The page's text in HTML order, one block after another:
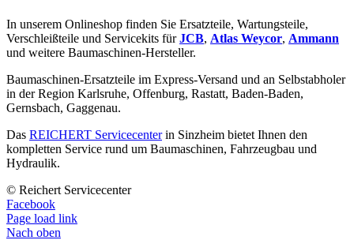
In unserem Onlineshop finden Sie Ersatzteile, Wartungsteile,
Verschleißteile und Servicekits fürJCB, Atlas Weycor, Ammann
und weitere Baumaschinen-Hersteller.
Baumaschinen-Ersatzteile im Express-Versand und an Selbstabholer
in der Region Karlsruhe, Offenburg, Rastatt, Baden-Baden,
Gernsbach, Gaggenau.
Das REICHERT Servicecenterin Sinzheim bietet Ihnen den
kompletten Service rund um Baumaschinen, Fahrzeugbau und
Hydraulik.
© Reichert Servicecenter
Facebook
Page load link
Nach oben